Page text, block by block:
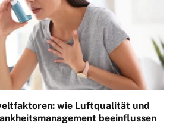
wie Luftqualität und
beeinflussen